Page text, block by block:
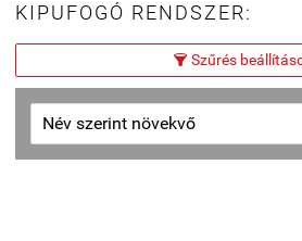
KIPUFOGÓ RENDSZER:
 Szűrés